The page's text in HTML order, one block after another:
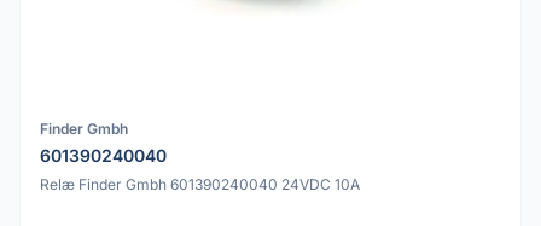
Finder Gmbh
601390240040
Relæ Finder Gmbh 601390240040 24VDC 10A